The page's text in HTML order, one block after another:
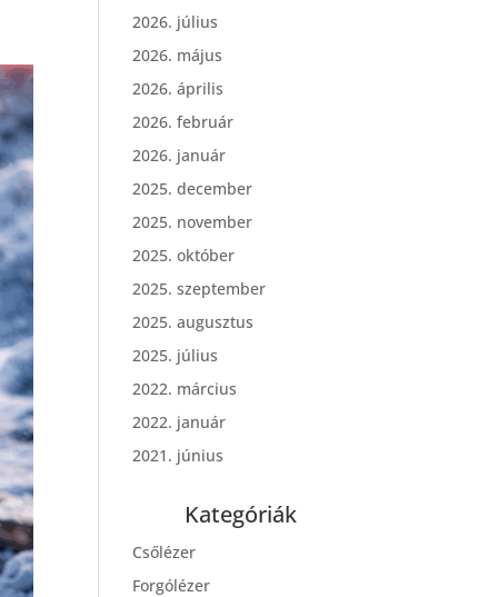
2026. július
2026. május
2026. április
2026. február
2026. január
2025. december
2025. november
2025. október
2025. szeptember
2025. augusztus
2025. július
2022. március
2022. január
2021. június
Kategóriák
Csőlézer
Forgólézer